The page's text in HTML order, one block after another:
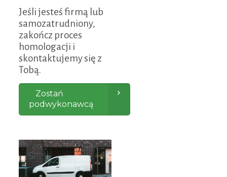
Jeśli jesteś firmą lub
samozatrudniony,
zakończ proces
homologacji i
skontaktujemy się z
Tobą.
Zostań
podwykonawcą